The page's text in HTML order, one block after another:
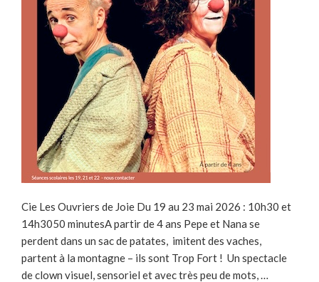
Cie Les Ouvriers de Joie Du 19 au 23 mai 2026 : 10h30 et
14h3050 minutesA partir de 4 ans Pepe et Nana se
perdent dans un sac de patates, imitent des vaches,
partent à la montagne – ils sont Trop Fort ! Un spectacle
de clown visuel, sensoriel et avec très peu de mots, …